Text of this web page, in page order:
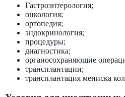
Гастроэнтерология;
онкология;
ортопедия;
эндокринология;
процедуры;
диагностика;
органосохраняющие
трансплантации;
трансплантация мениска